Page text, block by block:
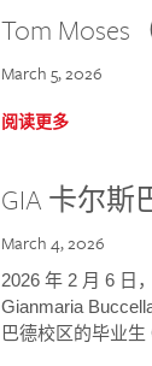
Tom Moses
March 5, 2026
阅读更多
GIA 卡尔
March 4, 2026
2026 年 2 月 6 日
Gianmaria
巴德校区的毕业生